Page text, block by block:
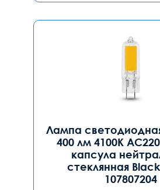
Лампа светодиодная
400 лм 4100К
капсула
стеклянная
107807204